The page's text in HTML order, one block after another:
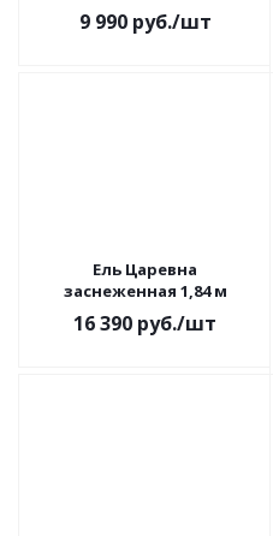
9 990руб./шт
Ель Царевна
заснеженная 1,84 м
16 390 руб./шт